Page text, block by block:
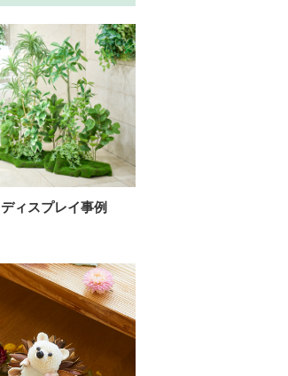
ディスプレイ事例